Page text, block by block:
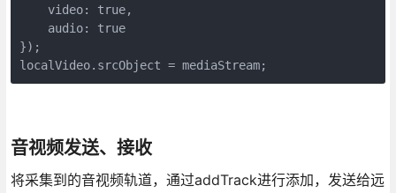
    video: true,
    audio: true
});
localVideo.srcObject = mediaStream;
音视频发送、接收
将采集到的音视频轨道，通过addTrack进行添加，发送给远